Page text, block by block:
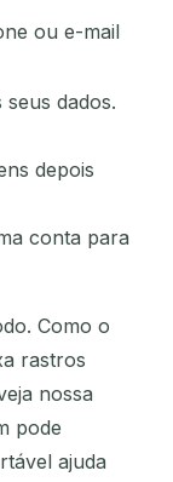
ou e-mail
dados.
depois
conta para
Como o
rastros
nossa
pode
ajuda